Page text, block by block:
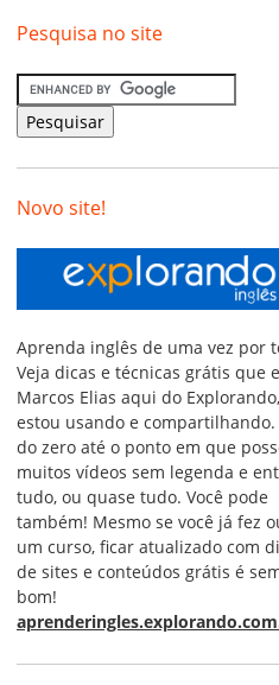
Pesquisa no site
Novo site!
Aprenda inglês de uma vez por
Veja dicas e técnicas grátis que
Marcos Elias aqui do Explorando,
estou usando e compartilhando.
do zero até o ponto em que
muitos vídeos sem legenda e
tudo, ou quase tudo. Você pode
também! Mesmo se você já fez
um curso, ficar atualizado com
de sites e conteúdos grátis é
bom!